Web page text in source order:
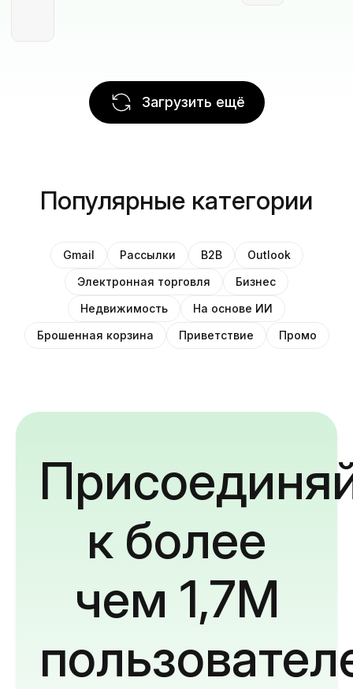
Загрузить ещё
Популярные категории
Gmail Рассылки B2B
Outlook
Электронная торговля
Бизнес
Недвижимость
На основе ИИ
Брошенная корзина
Приветствие Промо
к более
чем 1,7M